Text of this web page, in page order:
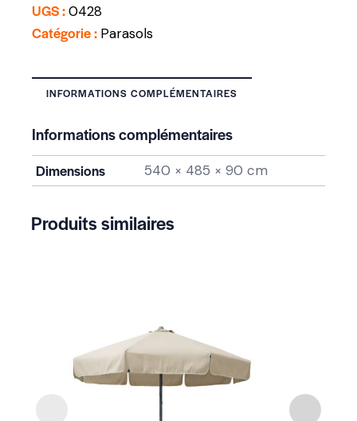
UGS :0428
Catégorie : Parasols
INFORMATIONS COMPLÉMENTAIRES
Informations complémentaires
Dimensions 540 × 485 × 90 cm
Produits similaires